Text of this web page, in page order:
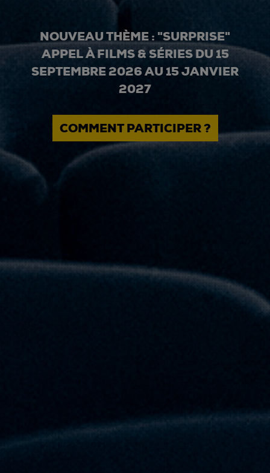
NOUVEAU THÈME : "SURPRISE"
APPEL À FILMS & SÉRIES DU 15
SEPTEMBRE 2026 AU 15 JANVIER
2027
COMMENT PARTICIPER ?